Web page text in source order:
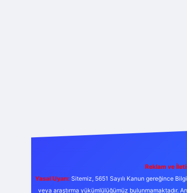
Reklam ve
Yasal Uyarı: Sitemiz, 5651 Sayılı Kanun gereğince
veya araştırma yükümlülüğümüz bulunmamaktadır.